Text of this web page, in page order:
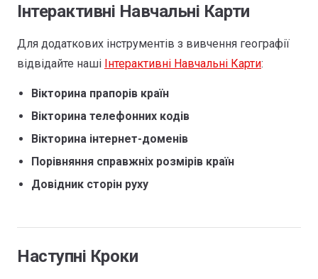
Інтерактивні Навчальні Карти
Для додаткових інструментів з вивчення географії
відвідайте наші Інтерактивні Навчальні Карти:
Вікторина прапорів країн
Вікторина телефонних кодів
Вікторина інтернет-доменів
Порівняння справжніх розмірів країн
Довідник сторін руху
Наступні Кроки